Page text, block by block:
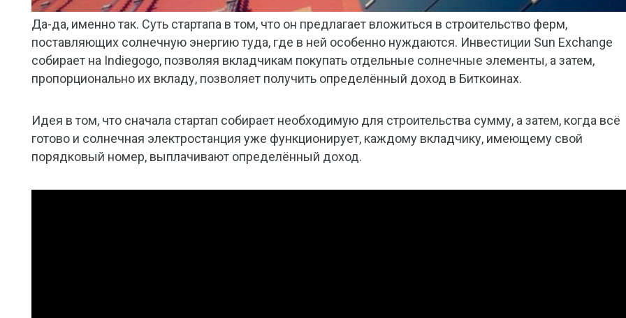
Да-да, именно так. Суть стартапа в том, что он предлагает вложиться в строительство ферм,
поставляющих солнечную энергию туда, где в ней особенно нуждаются. Инвестиции Sun Exchange
собирает на Indiegogo, позволяя вкладчикам покупать отдельные солнечные элементы, а затем,
пропорционально их вкладу, позволяет получить определённый доход в Биткоинах.
Идея в том, что сначала стартап собирает необходимую для строительства сумму, а затем, когда всё
готово и солнечная электростанция уже функционирует, каждому вкладчику, имеющему свой
порядковый номер, выплачивают определённый доход.